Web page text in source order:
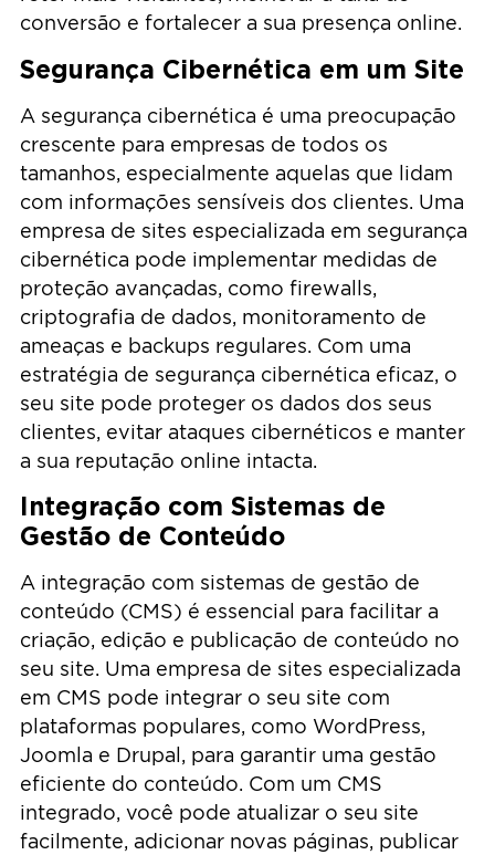
conversão e fortalecer a sua presença online.
Segurança Cibernética em um Site
A segurança cibernética é uma preocupação
crescente para empresas de todos os
tamanhos, especialmente aquelas que lidam
com informações sensíveis dos clientes. Uma
empresa de sites especializada em segurança
cibernética pode implementar medidas de
proteção avançadas, como firewalls,
criptografia de dados, monitoramento de
ameaças e backups regulares. Com uma
estratégia de segurança cibernética eficaz, o
seu site pode proteger os dados dos seus
clientes, evitar ataques cibernéticos e manter
a sua reputação online intacta.
Integração com Sistemas de
Gestão de Conteúdo
A integração com sistemas de gestão de
conteúdo (CMS) é essencial para facilitar a
criação, edição e publicação de conteúdo no
seu site. Uma empresa de sites especializada
em CMS pode integrar o seu site com
plataformas populares, como WordPress,
Joomla e Drupal, para garantir uma gestão
eficiente do conteúdo. Com um CMS
integrado, você pode atualizar o seu site
facilmente, adicionar novas páginas, publicar